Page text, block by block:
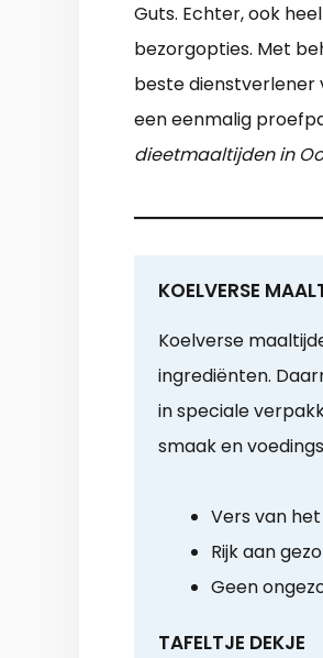
Guts. Echter, ook
bezorgopties. Met
beste dienstverlener
een eenmalig
dieetmaaltijden in
KOELVERSE
Koelverse
ingrediënten.
in speciale
smaak en
Vers van
Rijk aan
Geen
TAFELTJE DEKJE